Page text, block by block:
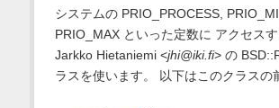
システムの PRIO_PROCESS,
PRIO_MAX といった定数に アクセス
Jarkko Hietaniemi <jhi@iki.fi> の
ラスを使います。 以下はこのクラスの